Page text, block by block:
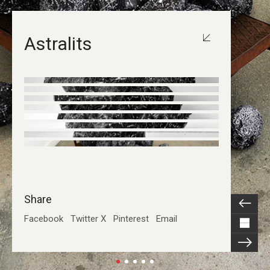
Astralits
Share
Facebook Twitter X Pinterest Email